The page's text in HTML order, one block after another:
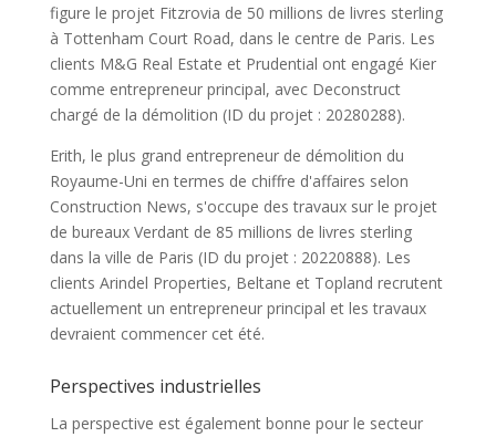
figure le projet Fitzrovia de 50 millions de livres sterling
à Tottenham Court Road, dans le centre de Paris. Les
clients M&G Real Estate et Prudential ont engagé Kier
comme entrepreneur principal, avec Deconstruct
chargé de la démolition (ID du projet : 20280288).
Erith, le plus grand entrepreneur de démolition du
Royaume-Uni en termes de chiffre d'affaires selon
Construction News, s'occupe des travaux sur le projet
de bureaux Verdant de 85 millions de livres sterling
dans la ville de Paris (ID du projet : 20220888). Les
clients Arindel Properties, Beltane et Topland recrutent
actuellement un entrepreneur principal et les travaux
devraient commencer cet été.
Perspectives industrielles
La perspective est également bonne pour le secteur